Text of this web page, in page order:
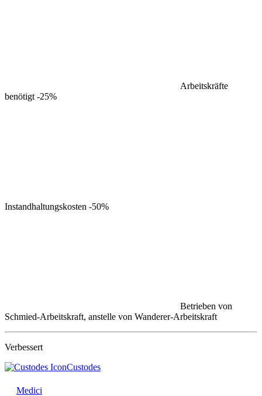
Arbeitskräfte
benötigt -25%
Instandhaltungskosten -50%
Betrieben von
Schmied-Arbeitskraft, anstelle von Wanderer-Arbeitskraft
Verbessert
Custodes
Medici